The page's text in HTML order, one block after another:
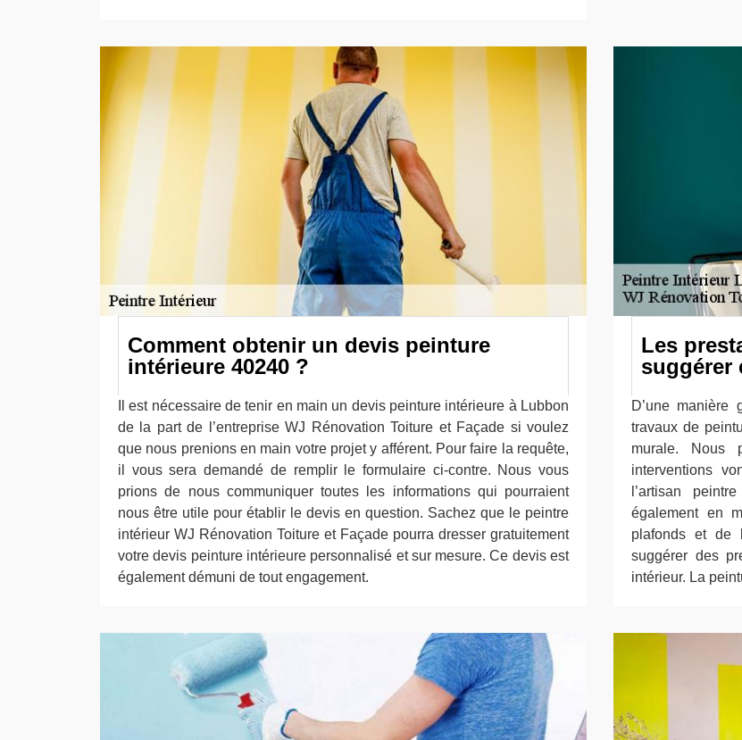
Comment obtenir un devis peinture
intérieure 40240 ?
Il est nécessaire de tenir en main un devis peinture intérieure à Lubbon
de la part de l’entreprise WJ Rénovation Toiture et Façade si voulez
que nous prenions en main votre projet y afférent. Pour faire la requête,
il vous sera demandé de remplir le formulaire ci-contre. Nous vous
prions de nous communiquer toutes les informations qui pourraient
nous être utile pour établir le devis en question. Sachez que le peintre
intérieur WJ Rénovation Toiture et Façade pourra dresser gratuitement
votre devis peinture intérieure personnalisé et sur mesure. Ce devis est
également démuni de tout engagement.
Les
suggérer
D’une
travaux de
murale. Nous
interventions
l’artisan
également en
plafonds et de
suggérer des
intérieur. La